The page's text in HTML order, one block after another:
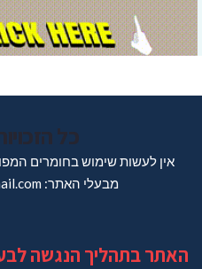
כל
אין לעשות שימוש בחומרים
מבעלי האתר: avihai.zoomat@gmail.com
האתר בתהליך הנגשה